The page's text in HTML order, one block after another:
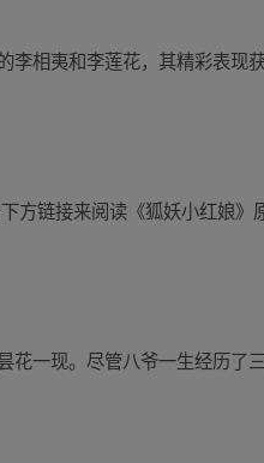
相夷和李莲花，其精彩表现
方链接来阅读《狐妖小红娘》
花一现。尽管八爷一生经历了